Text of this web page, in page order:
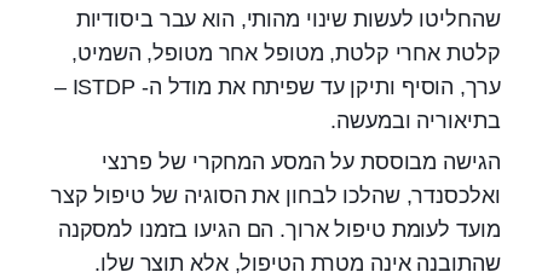
שהחליטו לעשות שינוי מהותי, הוא עבר ביסודיות
קלטת אחרי קלטת, מטופל אחר מטופל, השמיט,
ערך, הוסיף ותיקן עד שפיתח את מודל ה- ISTDP –
בתיאוריה ובמעשה.
הגישה מבוססת על המסע המחקרי של פרנצי
ואלכסנדר, שהלכו לבחון את הסוגיה של טיפול קצר
מועד לעומת טיפול ארוך. הם הגיעו בזמנו למסקנה
שהתובנה אינה מטרת הטיפול, אלא תוצר שלו.